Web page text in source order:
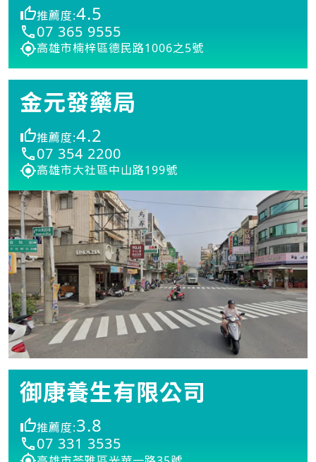
推薦度:4.5
07 365 9555
高雄市楠梓區德民路1006之5號
金元發藥局
推薦度:4.2
07 354 2200
高雄市大社區中山路199號
御康養生有限公司
推薦度:3.8
07 331 3535